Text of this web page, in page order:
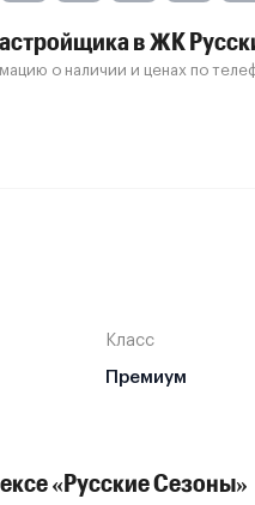
в ЖК
о наличии и ценах по
Класс
Премиум
«Русские Сезоны»